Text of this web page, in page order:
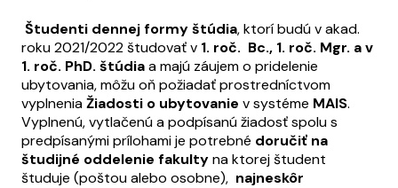
Študenti dennej formy štúdia, ktorí budú v akad.
roku 2021/2022 študovať v 1. roč. Bc., 1. roč. Mgr. a v
1. roč. PhD. štúdiaa majú záujem o pridelenie
ubytovania, môžu oň požiadať prostredníctvom
vyplneniaŽiadosti o ubytovanie v systéme MAIS.
Vyplnenú, vytlačenú a podpísanú žiadosť spolu s
predpísanými prílohami je potrebné doručiť na
študijné oddelenie fakultyna ktorej študent
študuje (poštou alebo osobne), najneskôr